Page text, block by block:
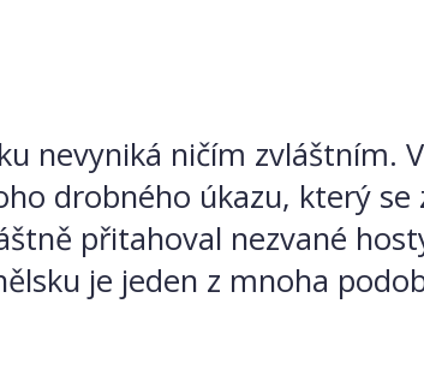
nevyniká ničím zvláštním.
drobného úkazu, který
přitahoval nezvané
je jeden z mnoha